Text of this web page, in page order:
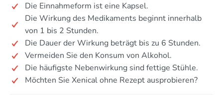
Die Einnahmeform ist eine Kapsel.
Die Wirkung des Medikaments beginnt innerhalb
von 1 bis 2 Stunden.
Die Dauer der Wirkung beträgt bis zu 6 Stunden.
Vermeiden Sie den Konsum von Alkohol.
Die häufigste Nebenwirkung sind fettige Stühle.
Möchten Sie Xenical ohne Rezept ausprobieren?